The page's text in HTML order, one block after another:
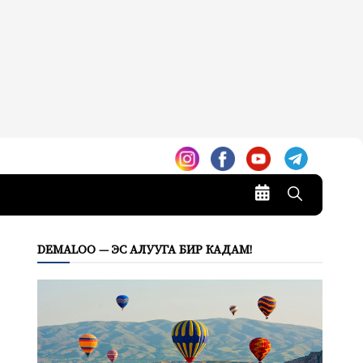
DEMALOO — ЭС АЛУУГА БИР КАДАМ!